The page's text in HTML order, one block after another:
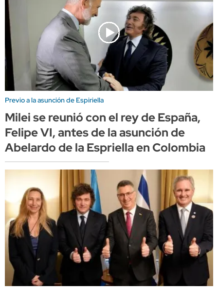
Previo a la asunción de Espiriella
Milei se reunió con el rey de España,
Felipe VI, antes de la asunción de
Abelardo de la Espriella en Colombia